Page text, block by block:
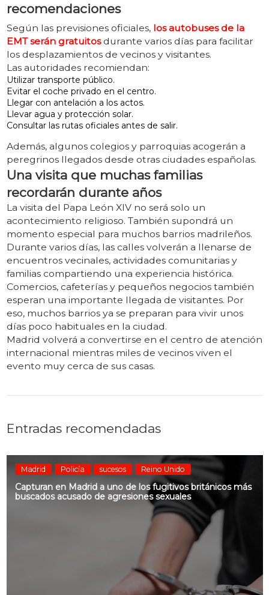
recomendaciones
Según las previsiones oficiales, los autobuses de la
EMT serán gratuitosdurante varios días para facilitar
los desplazamientos de vecinos y visitantes.
Las autoridades recomiendan:
Utilizar transporte público.
Evitar el coche privado en el centro.
Llegar con antelación a los actos.
Llevar agua y protección solar.
Consultar las rutas oficiales antes de salir.
Además, algunos colegios y parroquias acogerán a
peregrinos llegados desde otras ciudades españolas.
Una visita que muchas familias
recordarán durante años
La visita del Papa León XIV no será solo un
acontecimiento religioso. También supondrá un
momento especial para muchos barrios madrileños.
Durante varios días, las calles volverán a llenarse de
encuentros vecinales, actividades comunitarias y
familias compartiendo una experiencia histórica.
Comercios, cafeterías y pequeños negocios también
esperan una importante llegada de visitantes. Por
eso, muchos barrios ya se preparan para vivir unos
días poco habituales en la ciudad.
Madrid volverá a convertirse en el centro de atención
internacional mientras miles de vecinos viven el
evento muy cerca de sus casas.
Entradas recomendadas
Madrid Policía sucesos Reino Unido
Capturan en Madrid a uno de los fugitivos británicos más
buscados acusado de agresiones sexuales